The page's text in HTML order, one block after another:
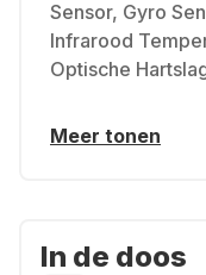
Sensor, Gyro
Infrarood
Optische
Meer tonen
In de doos